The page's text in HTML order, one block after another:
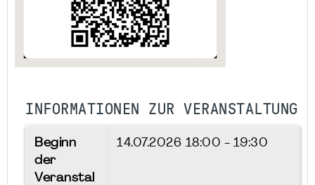
INFORMATIONEN ZUR VERANSTALTUNG
Beginn
der
Veranstal
14.07.2026 18:00 - 19:30